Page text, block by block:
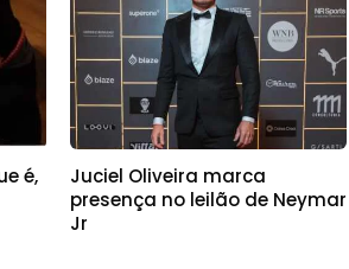
é,
Juciel Oliveira marca
presença no leilão de Neymar
Jr